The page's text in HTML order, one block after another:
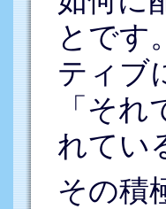
とです
ティブ
「そ
れてい
その積